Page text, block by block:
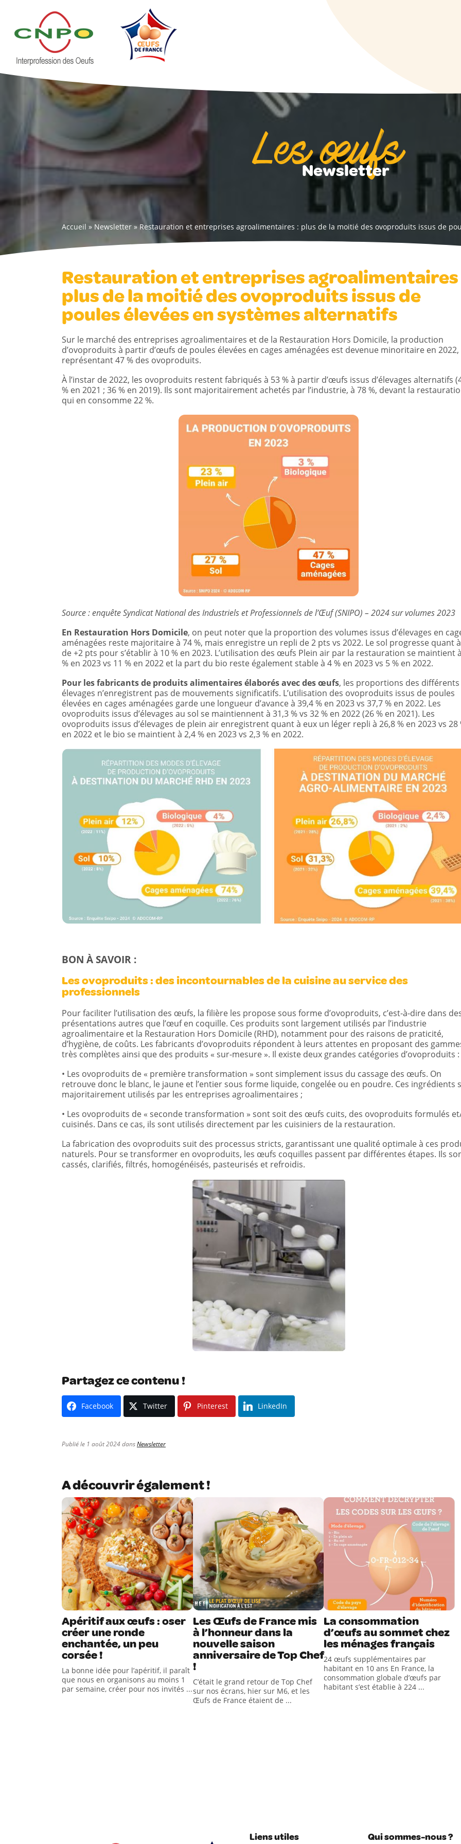
Les œufs
Newsletter
Accueil » Newsletter »Restauration et entreprises agroalimentaires : plus de la moitié des ovoproduits issus de
Restauration et entreprises agroalimentaires
plus de la moitié des ovoproduits issus de
poules élevées en systèmes alternatifs
Sur le marché des entreprises agroalimentaires et de la Restauration Hors Domicile, la production
d’ovoproduits à partir d’œufs de poules élevées en cages aménagées est devenue minoritaire en 2022,
représentant 47 % des ovoproduits.
À l’instar de 2022, les ovoproduits restent fabriqués à 53 % à partir d’œufs issus d’élevages alternatifs
% en 2021 ; 36 % en 2019). Ils sont majoritairement achetés par l’industrie, à 78 %, devant la
qui en consomme 22 %.
Source : enquête Syndicat National des Industriels et Professionnels de l’Œuf (SNIPO) – 2024 sur volumes 2023
En Restauration Hors Domicile, on peut noter que la proportion des volumes issus d’élevages en
aménagées reste majoritaire à 74 %, mais enregistre un repli de 2 pts vs 2022. Le sol progresse quant
de +2 pts pour s’établir à 10 % en 2023. L’utilisation des œufs Plein air par la restauration se maintient
% en 2023 vs 11 % en 2022 et la part du bio reste également stable à 4 % en 2023 vs 5 % en 2022.
Pour les fabricants de produits alimentaires élaborés avec des œufs, les proportions des différents
élevages n’enregistrent pas de mouvements significatifs. L’utilisation des ovoproduits issus de poules
élevées en cages aménagées garde une longueur d’avance à 39,4 % en 2023 vs 37,7 % en 2022. Les
ovoproduits issus d’élevages au sol se maintiennent à 31,3 % vs 32 % en 2022 (26 % en 2021). Les
ovoproduits issus d’élevages de plein air enregistrent quant à eux un léger repli à 26,8 % en 2023 vs 28
en 2022 et le bio se maintient à 2,4 % en 2023 vs 2,3 % en 2022.
BON À SAVOIR :
Les ovoproduits : des incontournables de la cuisine au service des
professionnels
Pour faciliter l’utilisation des œufs, la filière les propose sous forme d’ovoproduits, c’est-à-dire dans
présentations autres que l’œuf en coquille. Ces produits sont largement utilisés par l’industrie
agroalimentaire et la Restauration Hors Domicile (RHD), notamment pour des raisons de praticité,
d’hygiène, de coûts. Les fabricants d’ovoproduits répondent à leurs attentes en proposant des
très complètes ainsi que des produits « sur-mesure ». Il existe deux grandes catégories d’ovoproduits :
• Les ovoproduits de « première transformation » sont simplement issus du cassage des œufs. On
retrouve donc le blanc, le jaune et l’entier sous forme liquide, congelée ou en poudre. Ces ingrédients
majoritairement utilisés par les entreprises agroalimentaires ;
• Les ovoproduits de « seconde transformation » sont soit des œufs cuits, des ovoproduits formulés
cuisinés. Dans ce cas, ils sont utilisés directement par les cuisiniers de la restauration.
La fabrication des ovoproduits suit des processus stricts, garantissant une qualité optimale à ces
naturels. Pour se transformer en ovoproduits, les œufs coquilles passent par différentes étapes. Ils
cassés, clarifiés, filtrés, homogénéisés, pasteurisés et refroidis.
Partagez ce contenu !
Facebook Twitter Pinterest LinkedIn
Publié le 1 août 2024 dansNewsletter
A découvrir également !
Apéritif aux œufs : oser
créer une ronde
enchantée, un peu
corsée !
La bonne idée pour l’apéritif, il paraît
que nous en organisons au moins 1
par semaine, créer pour nos invités ...
Les Œufs de France mis
à l’honneur dans la
nouvelle saison
anniversaire de Top Chef
!
C’était le grand retour de Top Chef
sur nos écrans, hier sur M6, et les
Œufs de France étaient de ...
La consommation
d’œufs au sommet chez
les ménages français
24 œufs supplémentaires par
habitant en 10 ans En France, la
consommation globale d’œufs par
habitant s’est établie à 224 ...
Liens utiles Qui sommes-nous ?